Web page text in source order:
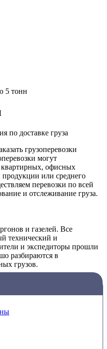
5 тонн
по доставке груза
грузоперевозки
могут
квартирных, офисных
продукции или среднего
перевозки по всей
и отслеживание груза.
и газелей. Все
технический и
и экспедиторы прошли
разбираются в
грузов.